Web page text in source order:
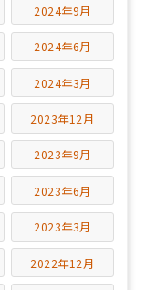
2024年9月
2024年6月
2024年3月
2023年12月
2023年9月
2023年6月
2023年3月
2022年12月